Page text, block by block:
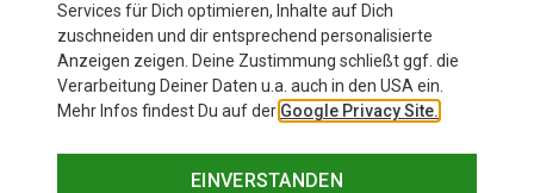
Services für Dich optimieren, Inhalte auf Dich
zuschneiden und dir entsprechend personalisierte
Anzeigen zeigen. Deine Zustimmung schließt ggf. die
Verarbeitung Deiner Daten u.a. auch in den USA ein.
Mehr Infos findest Du auf der Google Privacy Site.
EINVERSTANDEN